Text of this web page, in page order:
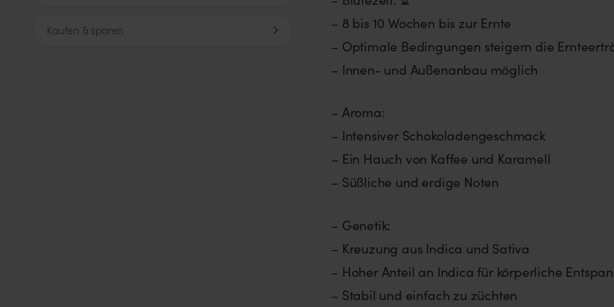
Kaufen & sparen
– 8 bis 10 Wochen bis zur Ernte
– Optimale Bedingungen steigern die
– Innen- und Außenanbau möglich
– Aroma:
– Intensiver Schokoladengeschmack
– Ein Hauch von Kaffee und Karamell
– Süßliche und erdige Noten
– Genetik:
– Kreuzung aus Indica und Sativa
– Hoher Anteil an Indica für körperliche
– Stabil und einfach zu züchten